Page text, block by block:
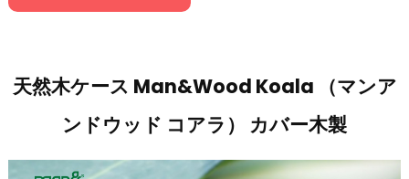
天然木ケース Man&Wood Koala （マンア
ンドウッド コアラ） カバー木製